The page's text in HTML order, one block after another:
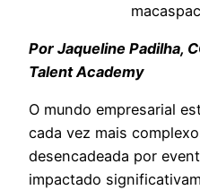
Por Jaqueline Padilha,
Talent Academy
O mundo empresarial
cada vez mais
desencadeada por
impactado